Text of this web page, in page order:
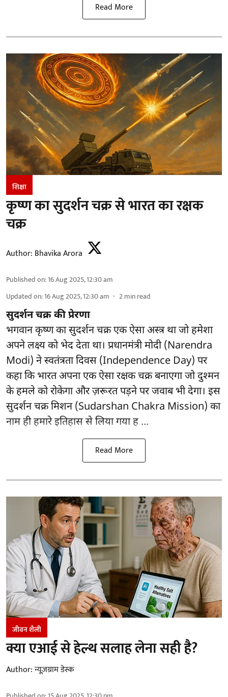
Read More
शिक्षा
कृष्ण का सुदर्शन चक्र से भारत का रक्षक
चक्र
Author: Bhavika Arora
Published on:16 Aug 2025, 12:30 am
Updated on:16 Aug 2025, 12:30 am 2min read
सुदर्शन चक्र की प्रेरणा
भगवान कृष्ण का सुदर्शन चक्र एक ऐसा अस्त्र था जो हमेशा
अपने लक्ष्य को भेद देता था। प्रधानमंत्री मोदी (Narendra
Modi) ने स्वतंत्रता दिवस (Independence Day) पर
कहा कि भारत अपना एक ऐसा रक्षक चक्र बनाएगा जो दुश्मन
के हमले को रोकेगा और ज़रूरत पड़ने पर जवाब भी देगा। इस
सुदर्शन चक्र मिशन (Sudarshan Chakra Mission) का
नाम ही हमारे इतिहास से लिया गया ह ...
Read More
जीवन शैली
क्या एआई से हेल्थ सलाह लेना सही है?
Author:न्यूज़ग्राम डेस्क